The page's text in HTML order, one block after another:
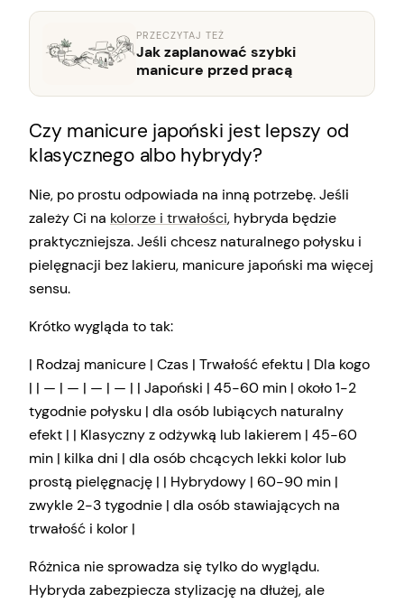
PRZECZYTAJ TEŻ
Jak zaplanować szybki
manicure przed pracą
Czy manicure japoński jest lepszy od
klasycznego albo hybrydy?
Nie, po prostu odpowiada na inną potrzebę. Jeśli
zależy Ci na kolorze i trwałości, hybryda będzie
praktyczniejsza. Jeśli chcesz naturalnego połysku i
pielęgnacji bez lakieru, manicure japoński ma więcej
sensu.
Krótko wygląda to tak:
| Rodzaj manicure | Czas | Trwałość efektu | Dla kogo
| | — | — | — | — | | Japoński | 45-60 min | około 1-2
tygodnie połysku | dla osób lubiących naturalny
efekt | | Klasyczny z odżywką lub lakierem | 45-60
min | kilka dni | dla osób chcących lekki kolor lub
prostą pielęgnację | | Hybrydowy | 60-90 min |
zwykle 2-3 tygodnie | dla osób stawiających na
trwałość i kolor |
Różnica nie sprowadza się tylko do wyglądu.
Hybryda zabezpiecza stylizację na dłużej, ale